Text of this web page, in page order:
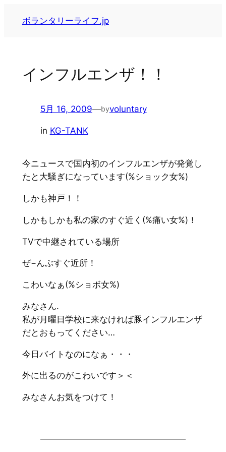
ボランタリーライフ.jp
インフルエンザ！！
5月 16, 2009—byvoluntary
in KG-TANK
今ニュースで国内初のインフルエンザが発覚し
たと大騒ぎになっています(%ショック女%)
しかも神戸！！
しかもしかも私の家のすぐ近く(%痛い女%)！
TVで中継されている場所
ぜ−んぶすぐ近所！
こわいなぁ(%ショボ女%)
みなさん.
私が月曜日学校に来なければ豚インフルエンザ
だとおもってください…
今日バイトなのになぁ・・・
外に出るのがこわいです＞＜
みなさんお気をつけて！